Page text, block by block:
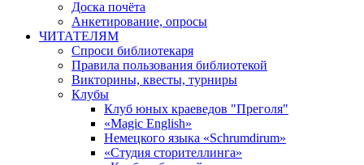
Доска почёта
Анкетирование, опросы
ЧИТАТЕЛЯМ
Спроси библиотекаря
Правила пользования библиотекой
Викторины, квесты, турниры
Клубы
Клуб юных краеведов "Преголя"
«Magic English»
Немецкого языка «Schrumdirum»
«Студия сторителлинга»